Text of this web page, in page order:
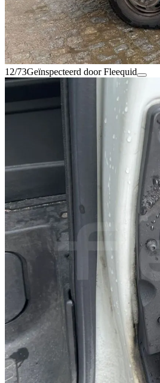
12/73Geïnspecteerd door Fleequid